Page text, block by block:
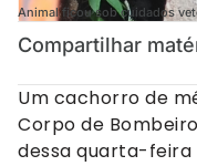
Animal ficou sob cuidados
Compartilhar
Um cachorro de
Corpo de
dessa quarta-feira